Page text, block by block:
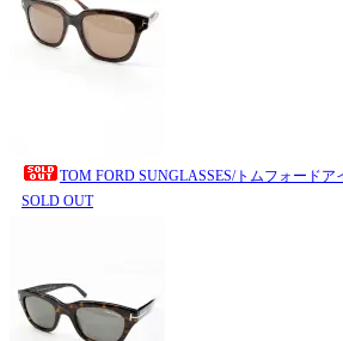
TOM FORD SUNGLASSES/トムフォードア
SOLD OUT